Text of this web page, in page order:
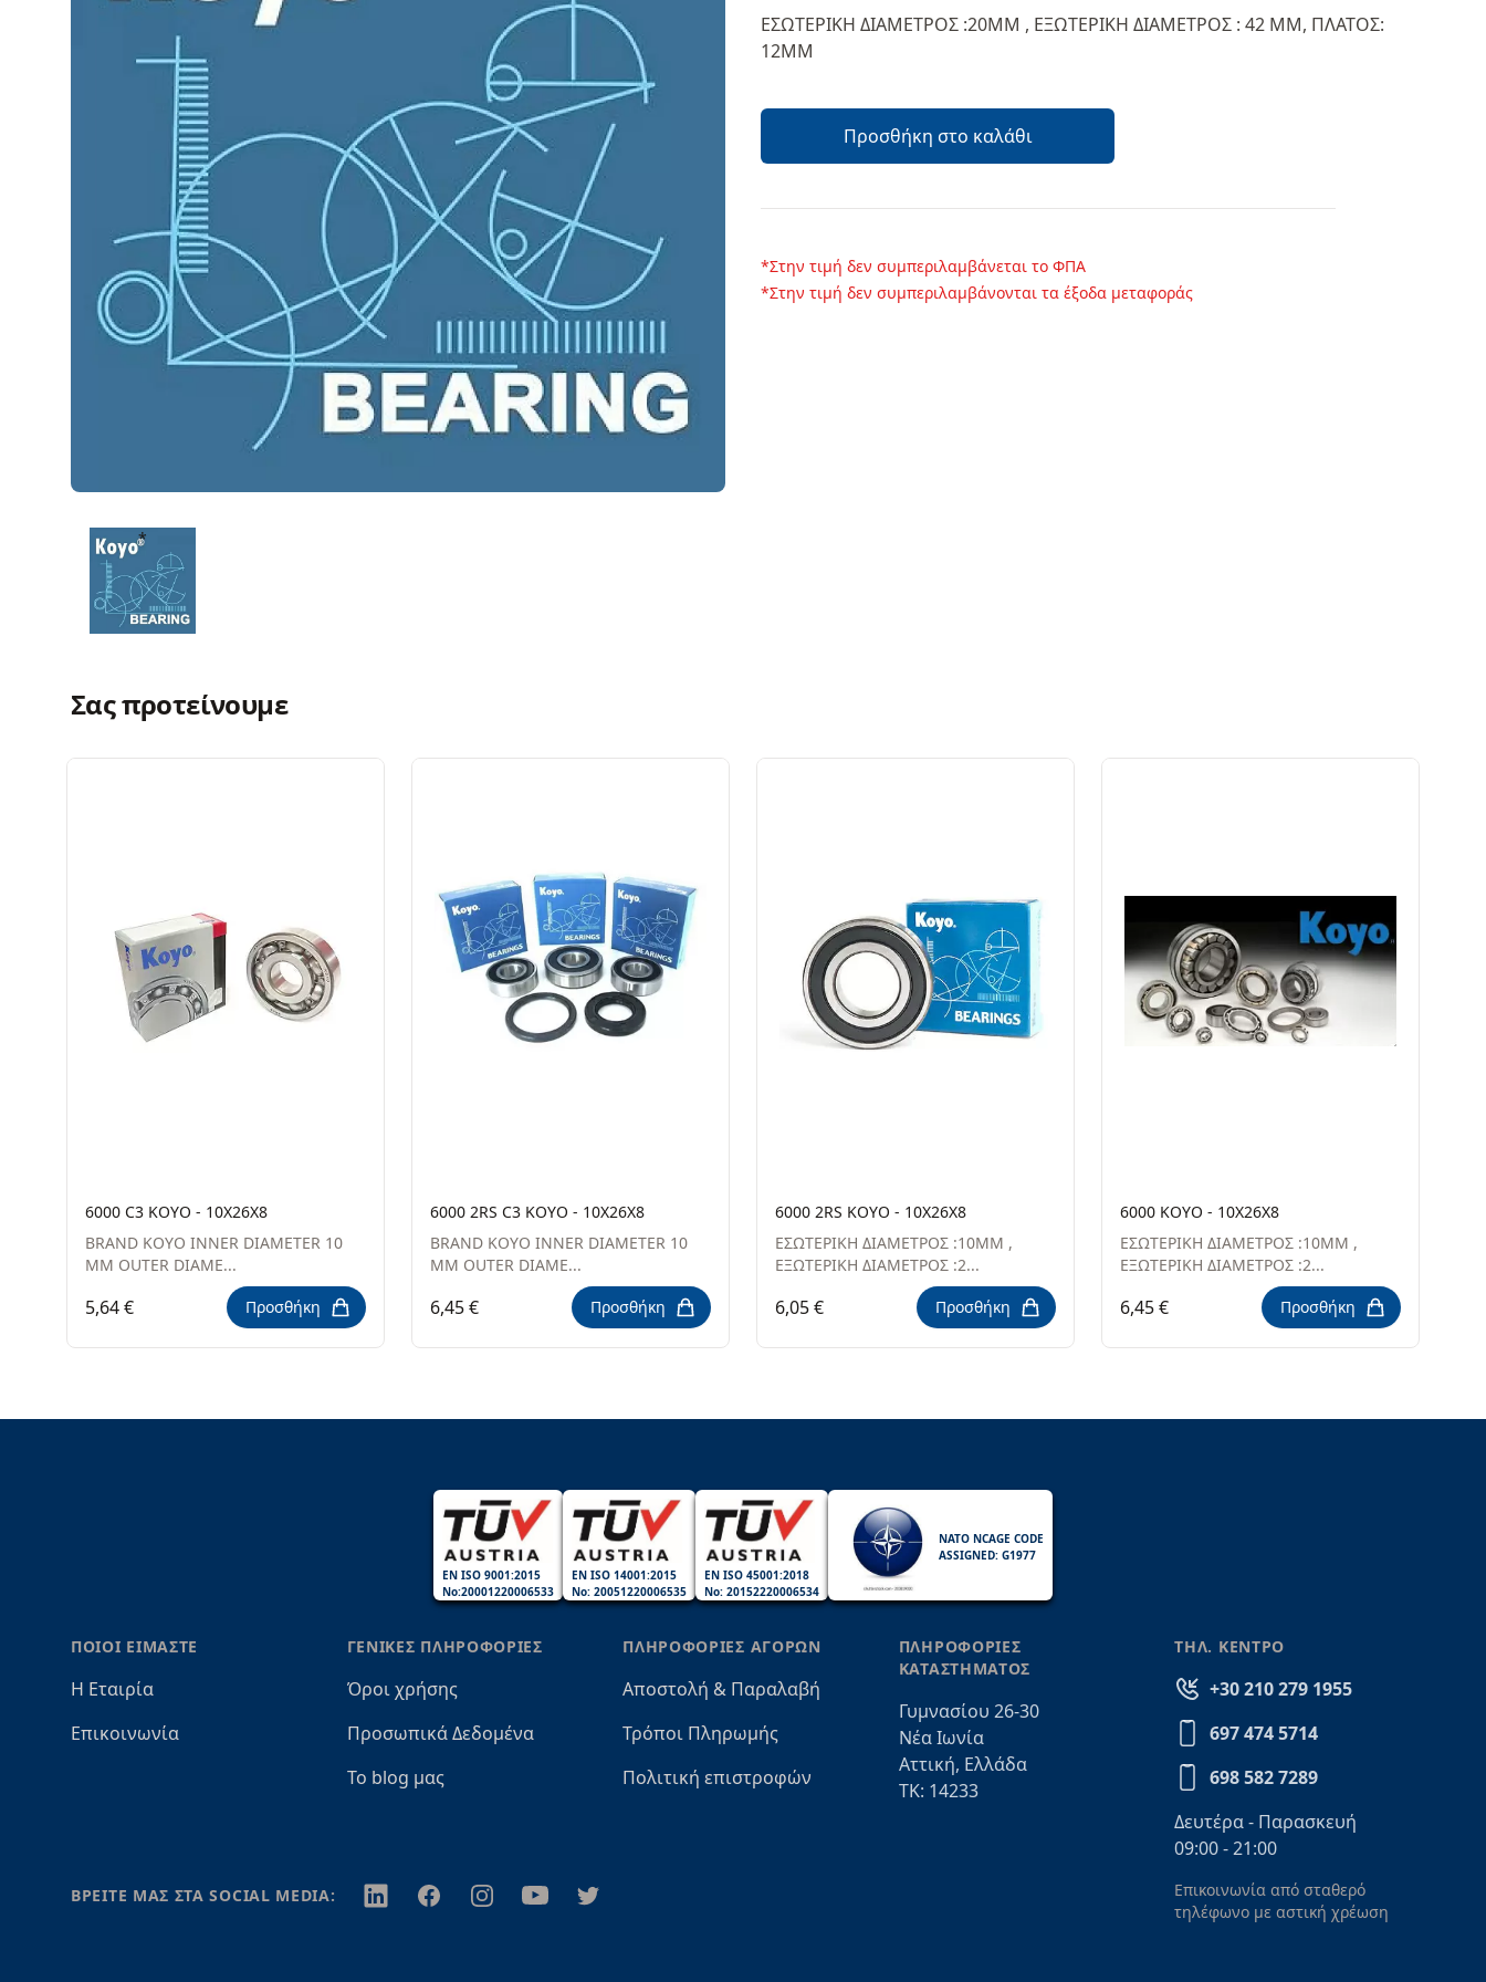
Περιγραφή
ΕΣΩΤΕΡΙΚΗ ΔΙΑΜΕΤΡΟΣ :20ΜΜ , ΕΞΩΤΕΡΙΚΗ ΔΙΑΜΕΤΡΟΣ : 42 ΜΜ, ΠΛΑΤΟΣ:
12ΜΜ
Προσθήκη στο καλάθι
*Στην τιμή δεν συμπεριλαμβάνεται το ΦΠΑ
*Στην τιμή δεν συμπεριλαμβάνονται τα έξοδα μεταφοράς
Σας προτείνουμε
6000 C3 KOYO - 10X26X8
BRAND KOYO INNER DIAMETER 10
MM OUTER DIAME...
5,64 € Προσθήκη
6000 2RS C3 KOYO - 10X26X8
BRAND KOYO INNER DIAMETER 10
MM OUTER DIAME...
6,45 € Προσθήκη
6000 2RS KOYO - 10X26X8
ΕΣΩΤΕΡΙΚΗ ΔΙΑΜΕΤΡΟΣ :10ΜΜ ,
ΕΞΩΤΕΡΙΚΗ ΔΙΑΜΕΤΡΟΣ :2...
6,05 € Προσθήκη
6000 KOYO - 10X26X8
ΕΣΩΤΕΡΙΚΗ ΔΙΑΜΕΤΡΟΣ :10ΜΜ ,
ΕΞΩΤΕΡΙΚΗ ΔΙΑΜΕΤΡΟΣ :2...
6,45 € Προσθήκη
EN ISO 9001:2015
No:20001220006533
EN ISO 14001:2015
No: 20051220006535
EN ISO 45001:2018
No: 20152220006534
NATO NCAGE CODE
ASSIGNED: G1977
ΠΟΙΟΙ ΕΙΜΑΣΤΕ
Η Εταιρία
Επικοινωνία
ΓΕΝΙΚΕΣ ΠΛΗΡΟΦΟΡΙΕΣ
Όροι χρήσης
Προσωπικά Δεδομένα
Το blog μας
ΠΛΗΡΟΦΟΡΙΕΣ ΑΓΟΡΩΝ
Αποστολή & Παραλαβή
Τρόποι Πληρωμής
Πολιτική επιστροφών
ΠΛΗΡΟΦΟΡΙΕΣ
ΚΑΤΑΣΤΗΜΑΤΟΣ
Γυμνασίου 26-30
Νέα Ιωνία
Αττική, Ελλάδα
ΤΚ: 14233
ΤΗΛ. ΚΕΝΤΡΟ
+30 210 279 1955
697 474 5714
698 582 7289
Δευτέρα - Παρασκευή
09:00 - 21:00
Επικοινωνία από σταθερό
τηλέφωνο με αστική χρέωση
ΒΡΕΙΤΕ ΜΑΣ ΣΤΑ SOCIAL MEDIA: TwitterFacebookInstagramYoutubeTwitter